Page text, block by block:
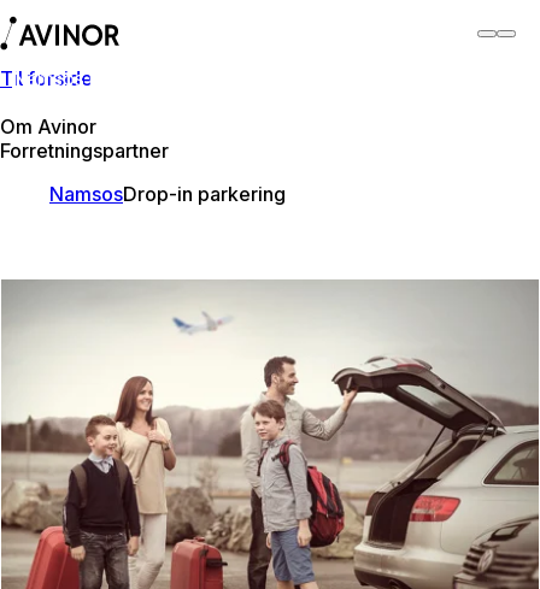
Til forside
Om Avinor
Forretningspartner
Namsos lufthavn
NamsosDrop-in parkering